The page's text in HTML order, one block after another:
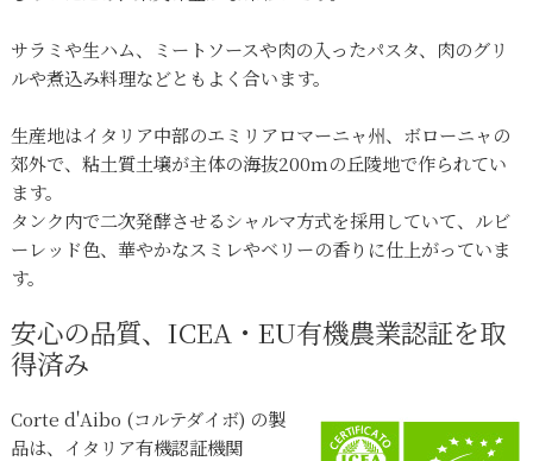
サラミや生ハム、ミートソースや肉の入ったパスタ、肉のグリ
ルや煮込み料理などともよく合います。
生産地はイタリア中部のエミリアロマーニャ州、ボローニャの
郊外で、粘土質土壌が主体の海抜200mの丘陵地で作られてい
ます。
タンク内で二次発酵させるシャルマ方式を採用していて、ルビ
ーレッド色、華やかなスミレやベリーの香りに仕上がっていま
す。
安心の品質、ICEA・EU有機農業認証を取
得済み
Corte d'Aibo (コルテダイボ) の製
品は、イタリア有機認証機関